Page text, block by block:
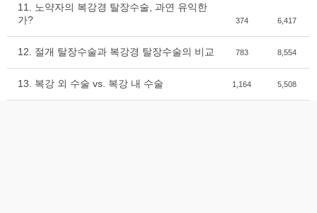
11. 노약자의 복강경 탈장수술, 과연 유익한
가?
374 6,417
12. 절개 탈장수술과 복강경 탈장수술의 비교 783 8,554
13. 복강 외 수술 vs. 복강 내 수술 1,164 5,508